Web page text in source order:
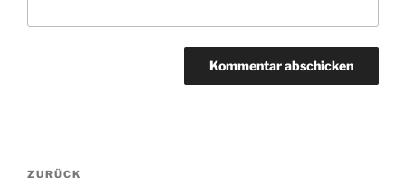
Beitragsnavigation
Vorheriger
ZURÜCK